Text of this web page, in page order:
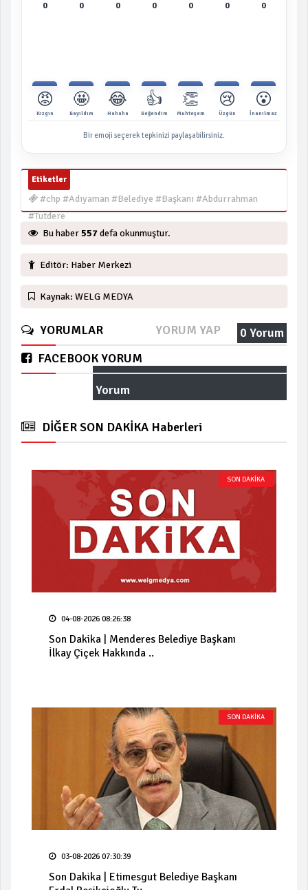
0
😡
Kızgın
0
🤩
Bayıldım
0
😂
Hahaha
0
👍
Beğendim
0
👏
Muhteşem
0
😢
Üzgün
0
😮
İnanılmaz
Bir emoji seçerek tepkinizi paylaşabilirsiniz.
Etiketler
#chp #Adıyaman #Belediye #Başkanı #Abdurrahman
#Tutdere
Bu haber557defa okunmuştur.
Editör: Haber Merkezi
Kaynak: WELG MEDYA
YORUMLAR 0 Yorum
YORUM YAP
FACEBOOK YORUM
Yorum
DİĞER SON DAKİKA Haberleri
SON DAKİKA
04-08-2026 08:26:38
Son Dakika | Menderes Belediye Başkanı
İlkay Çiçek Hakkında ..
SON DAKİKA
03-08-2026 07:30:39
Son Dakika | Etimesgut Belediye Başkanı